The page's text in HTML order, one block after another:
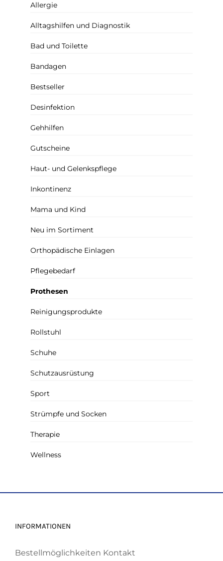
Allergie
Alltagshilfen und Diagnostik
Bad und Toilette
Bandagen
Bestseller
Desinfektion
Gehhilfen
Gutscheine
Haut- und Gelenkspflege
Inkontinenz
Mama und Kind
Neu im Sortiment
Orthopädische Einlagen
Pflegebedarf
Prothesen
Reinigungsprodukte
Rollstuhl
Schuhe
Schutzausrüstung
Sport
Strümpfe und Socken
Therapie
Wellness
INFORMATIONEN
Bestellmöglichkeiten Kontakt